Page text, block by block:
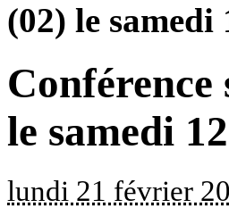
(02) le samedi
le samedi
lundi 21 février